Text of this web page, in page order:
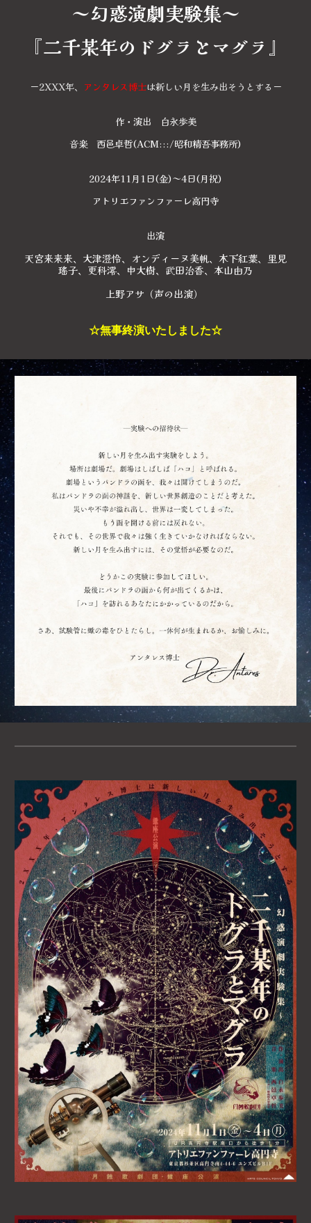
～幻惑演劇実験集～
『二千某年のドグラとマグラ』
ー2XXX年、 アンタレス博士は新しい月を生み出そうとするー
作・演出 白永歩美
音楽 西邑卓哲(ACM:::/昭和精吾事務所)
2024年11月1日(金)～4日(月祝)
アトリエファンファーレ高円寺
出演
天宮来来来、大津澄怜、オンディーヌ美帆、木下紅葉、里見
瑤子、更科澪、申大樹、武田治香、本山由乃
上野アサ（声の出演）
☆無事終演いたしました☆